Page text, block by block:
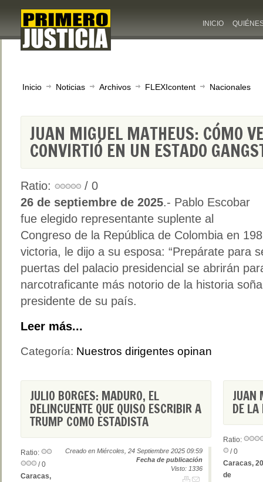
INICIO
Inicio Noticias Archivos FLEXIcontent Nacionales
JUAN MIGUEL MATHEUS: CÓMO
CONVIRTIÓ EN UN ESTADO
Ratio:
/ 0
26 de septiembre de 2025.- Pablo Escobar
fue elegido representante suplente al
Congreso de la República de Colombia en
victoria, le dijo a su esposa: “Prepárate para
puertas del palacio presidencial se abrirán
narcotraficante más notorio de la historia
presidente de su país.
Leer más...
Categoría: Nuestros dirigentes opinan
JULIO BORGES: MADURO, EL
DELINCUENTE QUE QUISO ESCRIBIR A
TRUMP COMO ESTADISTA
Creado en Miércoles, 24 Septiembre 2025 09:59
Fecha de publicación
Visto: 1336
Ratio:
/ 0
Caracas,
JUAN
DE LA
Ratio:
/ 0
Caracas, 20
de